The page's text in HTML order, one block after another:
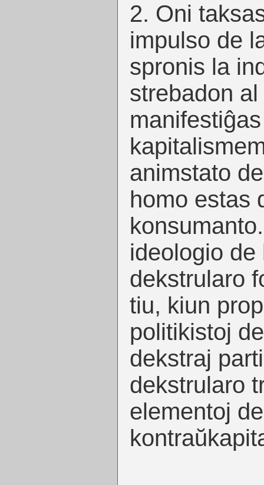
2. Oni
impulso de
spronis la
strebadon
animstato
homo estas
ideologio de
dekstrularo
tiu, kiun
politikistoj
dekstraj
dekstrularo
elementoj de